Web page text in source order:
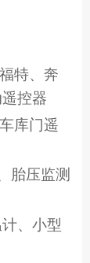
特、奔
控器
库门遥
胎压监测
、小型